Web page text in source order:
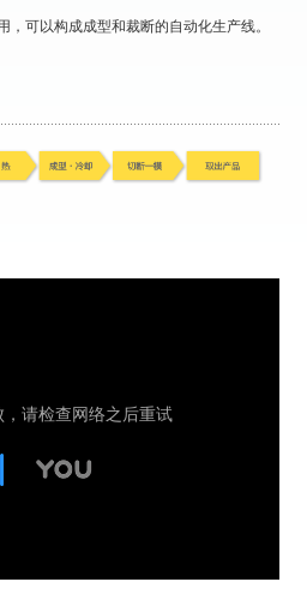
，可以构成成型和裁断的自动化生产线。